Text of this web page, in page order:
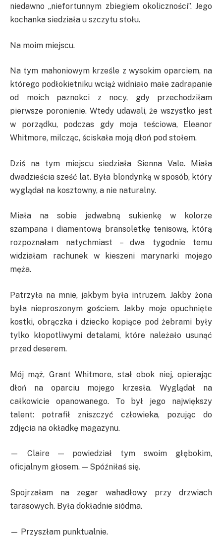
niedawno „niefortunnym zbiegiem okoliczności”. Jego
kochanka siedziała u szczytu stołu.
Na moim miejscu.
Na tym mahoniowym krześle z wysokim oparciem, na
którego podłokietniku wciąż widniało małe zadrapanie
od moich paznokci z nocy, gdy przechodziłam
pierwsze poronienie. Wtedy udawali, że wszystko jest
w porządku, podczas gdy moja teściowa, Eleanor
Whitmore, milcząc, ściskała moją dłoń pod stołem.
Dziś na tym miejscu siedziała Sienna Vale. Miała
dwadzieścia sześć lat. Była blondynką w sposób, który
wyglądał na kosztowny, a nie naturalny.
Miała na sobie jedwabną sukienkę w kolorze
szampana i diamentową bransoletkę tenisową, którą
rozpoznałam natychmiast – dwa tygodnie temu
widziałam rachunek w kieszeni marynarki mojego
męża.
Patrzyła na mnie, jakbym była intruzem. Jakby żona
była nieproszonym gościem. Jakby moje opuchnięte
kostki, obrączka i dziecko kopiące pod żebrami były
tylko kłopotliwymi detalami, które należało usunąć
przed deserem.
Mój mąż, Grant Whitmore, stał obok niej, opierając
dłoń na oparciu mojego krzesła. Wyglądał na
całkowicie opanowanego. To był jego największy
talent: potrafił zniszczyć człowieka, pozując do
zdjęcia na okładkę magazynu.
— Claire — powiedział tym swoim głębokim,
oficjalnym głosem. — Spóźniłaś się.
Spojrzałam na zegar wahadłowy przy drzwiach
tarasowych. Była dokładnie siódma.
— Przyszłam punktualnie.